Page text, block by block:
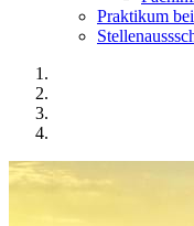
Praktikum